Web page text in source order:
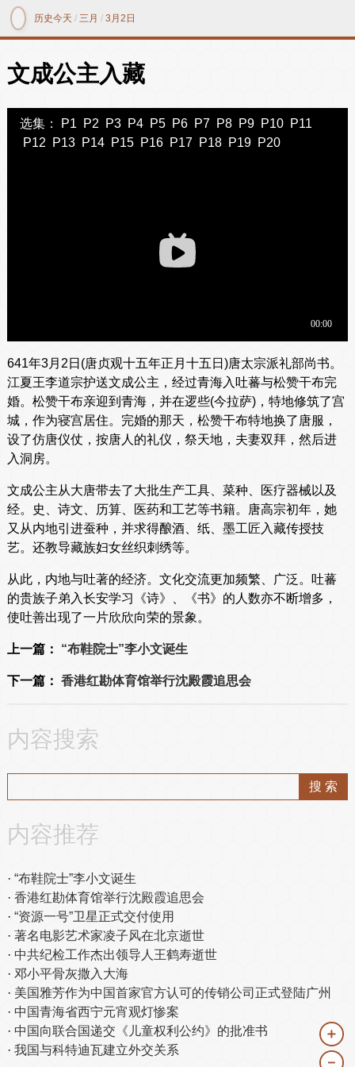
历史今天 /三月 /3月2日
文成公主入藏
选集： P1 P2 P3 P4 P5 P6 P7 P8 P9 P10 P11
P12
P13 P14 P15 P16 P17 P18 P19 P20
641年3月2日(唐贞观十五年正月十五日)唐太宗派礼部尚书。
江夏王李道宗护送文成公主，经过青海入吐蕃与松赞干布完
婚。松赞干布亲迎到青海，并在逻些(今拉萨)，特地修筑了宫
城，作为寝宫居住。完婚的那天，松赞干布特地换了唐服，
设了仿唐仪仗，按唐人的礼仪，祭天地，夫妻双拜，然后进
入洞房。
文成公主从大唐带去了大批生产工具、菜种、医疗器械以及
经。史、诗文、历算、医药和工艺等书籍。唐高宗初年，她
又从内地引进蚕种，并求得酿酒、纸、墨工匠入藏传授技
艺。还教导藏族妇女丝织刺绣等。
从此，内地与吐著的经济。文化交流更加频繁、广泛。吐蕃
的贵族子弟入长安学习《诗》、《书》的人数亦不断增多，
使吐善出现了一片欣欣向荣的景象。
上一篇： “布鞋院士”李小文诞生
下一篇： 香港红勘体育馆举行沈殿霞追思会
内容搜索
内容推荐
“布鞋院士”李小文诞生
香港红勘体育馆举行沈殿霞追思会
“资源一号”卫星正式交付使用
著名电影艺术家凌子风在北京逝世
中共纪检工作杰出领导人王鹤寿逝世
邓小平骨灰撒入大海
美国雅芳作为中国首家官方认可的传销公司正式登陆广州
中国青海省西宁元宵观灯惨案
中国向联合国递交《儿童权利公约》的批准书
我国与科特迪瓦建立外交关系
＋
－